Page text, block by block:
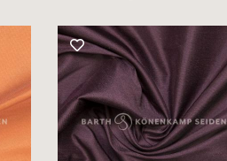
Produkte auf Ihrer
eine individuelle
wollen, vermerken